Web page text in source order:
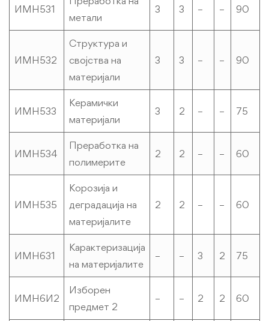
ИМН531
метали
3 3 – – 90
ИМН532
Структура и
својства на
материјали
3 3 – – 90
ИМН533
Керамички
материјали
3 2 – – 75
ИМН5З4
Преработка на
полимерите
2 2 – – 60
ИМН535
Корозија и
деградација на
материјалите
2 2 – – 60
ИМН631
Карактеризација
на материјалите
– – 3 2 75
ИМН6И2
Изборен
предмет 2
– – 2 2 60